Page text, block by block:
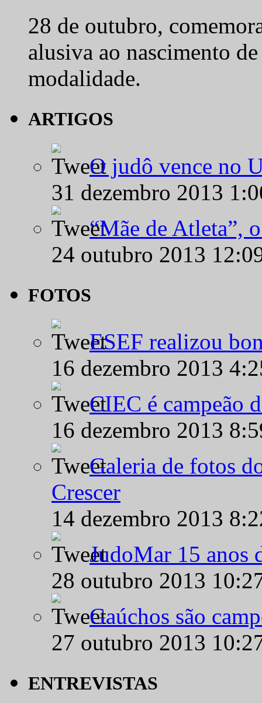
28 de outubro,
alusiva ao nascimento
modalidade.
ARTIGOS
O judô vence no
31 dezembro 2013
“Mãe de Atleta”,
24 outubro 2013
FOTOS
ESEF realizou
16 dezembro 2013
CIEC é campeão
16 dezembro 2013
Galeria de fotos
Crescer
14 dezembro 2013
JudoMar 15 anos
28 outubro 2013
Gaúchos são
27 outubro 2013
ENTREVISTAS